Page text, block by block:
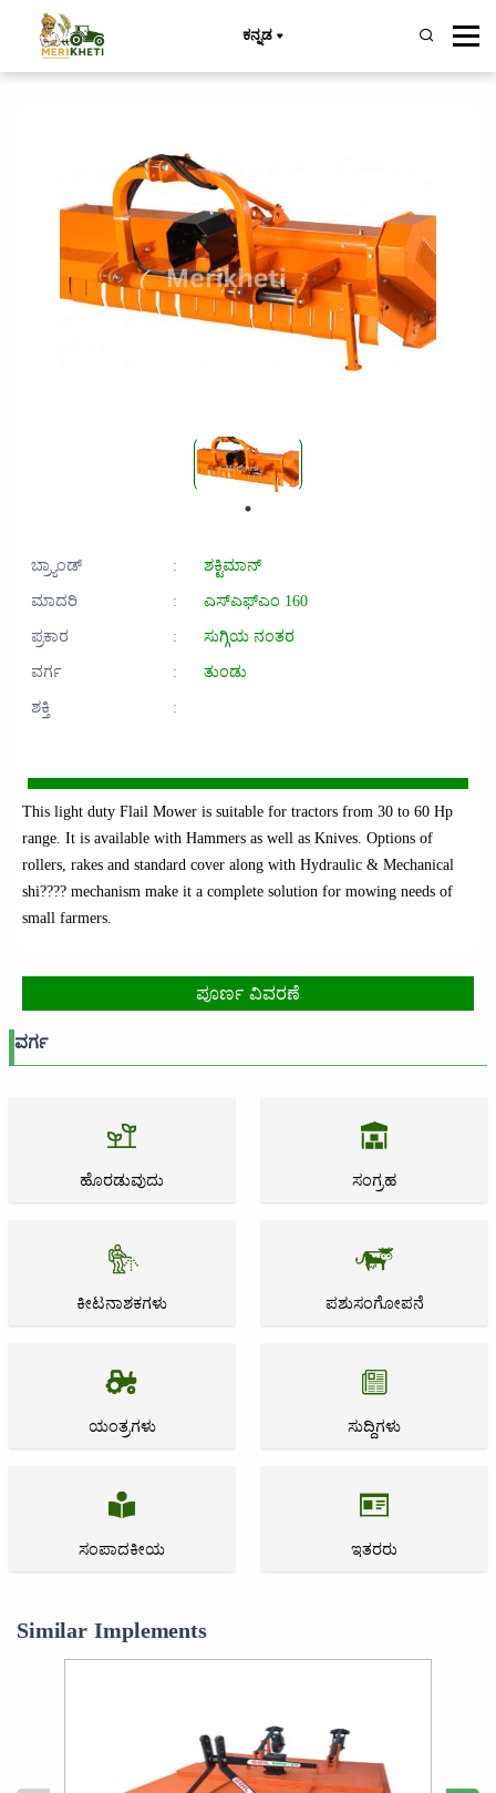
ಕನ್ನಡ
ಬ್ರ್ಯಾಂಡ್ :
ಶಕ್ಟಿಮಾನ್
ಮಾದರಿ
:
ಎಸ್‌ಎಫ್‌ಎಂ 160
ಪ್ರಕಾರ
:
ಸುಗ್ಗಿಯ ನಂತರ
ವರ್ಗ
:
ತುಂಡು
ಶಕ್ತಿ
:
This light duty Flail Mower is suitable for tractors from 30 to 60 Hp
range. It is available with Hammers as well as Knives. Options of
rollers, rakes and standard cover along with Hydraulic & Mechanical
shi???? mechanism make it a complete solution for mowing needs of
small farmers.
ಪೂರ್ಣ ವಿವರಣೆ
ವರ್ಗ
ಹೊರಡುವುದು ಸಂಗ್ರಹ
ಕೀಟನಾಶಕಗಳು ಪಶುಸಂಗೋಪನೆ
ಯಂತ್ರಗಳು ಸುದ್ದಿಗಳು
ಸಂಪಾದಕೀಯ ಇತರರು
Similar Implements